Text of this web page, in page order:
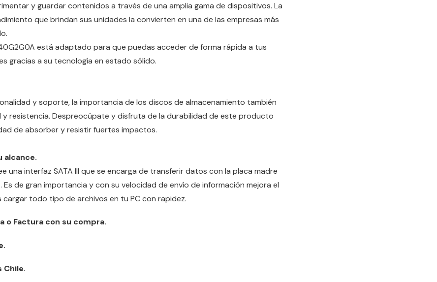
y guardar contenidos a través de una amplia gama de dispositivos. La
que brindan sus unidades la convierten en una de las empresas más
está adaptado para que puedas acceder de forma rápida a tus
gracias a su tecnología en estado sólido.
y soporte, la importancia de los discos de almacenamiento también
y resistencia. Despreocúpate y disfruta de la durabilidad de este producto
de absorber y resistir fuertes impactos.
alcance.
una interfaz SATA III que se encarga de transferir datos con la placa madre
de gran importancia y con su velocidad de envío de información mejora el
cargar todo tipo de archivos en tu PC con rapidez.
o Factura con su compra.
Chile.